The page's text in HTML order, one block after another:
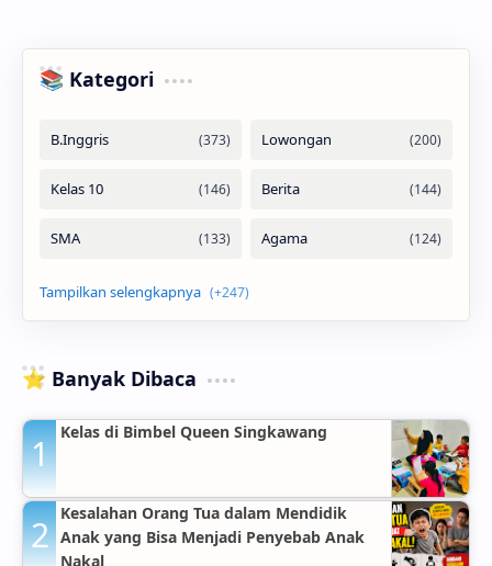
📚 Kategori
⭐ Banyak Dibaca
Kelas di Bimbel Queen Singkawang
Kesalahan Orang Tua dalam Mendidik
Anak yang Bisa Menjadi Penyebab Anak
Nakal